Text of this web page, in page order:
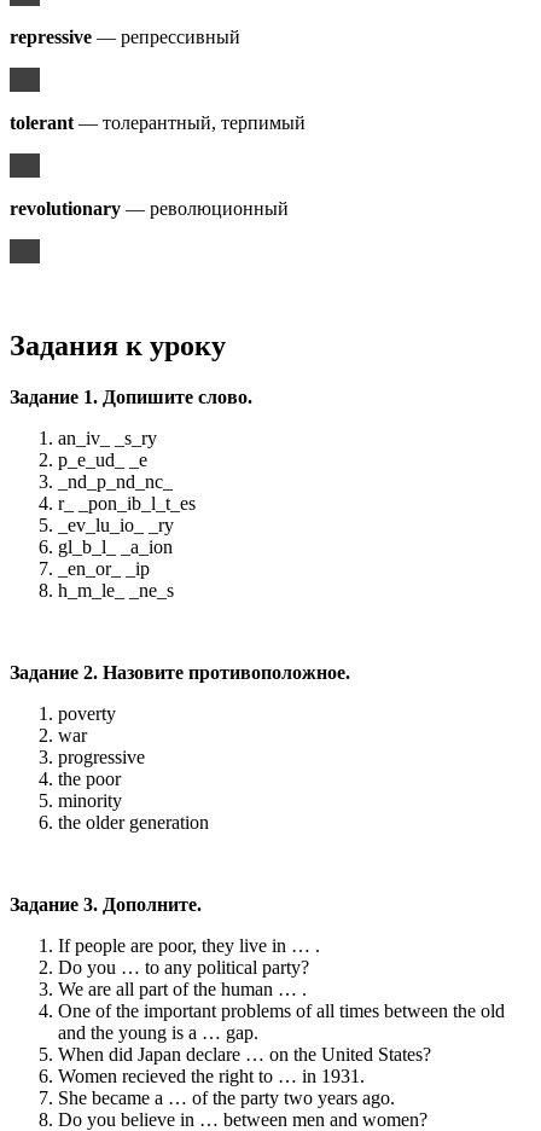
repressive — репрессивный
tolerant — толерантный, терпимый
revolutionary — революционный
Задания к уроку
Задание 1. Допишите слово.
an_iv_ _s_ry
p_e_ud_ _e
_nd_p_nd_nc_
r_ _pon_ib_l_t_es
_ev_lu_io_ _ry
gl_b_l_ _a_ion
_en_or_ _ip
h_m_le_ _ne_s
Задание 2. Назовите противоположное.
poverty
war
progressive
the poor
minority
the older generation
Задание 3. Дополните.
If people are poor, they live in … .
Do you … to any political party?
We are all part of the human … .
One of the important problems of all times between the old
and the young is a … gap.
When did Japan declare … on the United States?
Women recieved the right to … in 1931.
She became a … of the party two years ago.
Do you believe in … between men and women?